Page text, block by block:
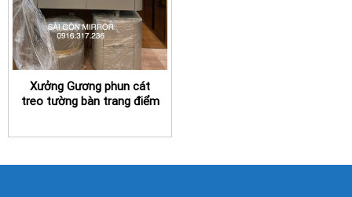
Xưởng Gương phun cát
treo tường bàn trang điểm